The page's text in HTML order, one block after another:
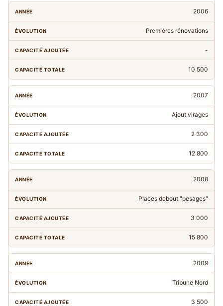
2006
Premières rénovations
-
10 500
2007
Ajout virages
2 300
12 800
2008
Places debout "pesages"
3 000
15 800
2009
Tribune Nord
3 500